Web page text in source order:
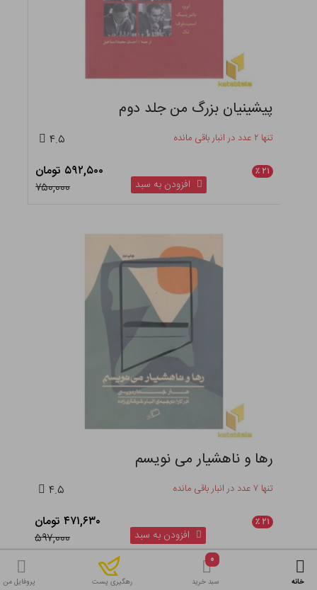
پیشینیان بزرگ من جلد دوم
تنها ۲ عدد در انبار باقی مانده ۴.۵
۲۱ ٪
۵۹۲,۵۰۰ تومان
۷۵۰,۰۰۰
افزودن به سبد
رها و ناهشیار می نویسم
تنها ۷ عدد در انبار باقی مانده ۴.۵
۲۱ ٪
۴۷۱,۶۳۰ تومان
۵۹۷,۰۰۰
افزودن به سبد
خانه
۰
سبد خرید رهگیری پست پروفایل من